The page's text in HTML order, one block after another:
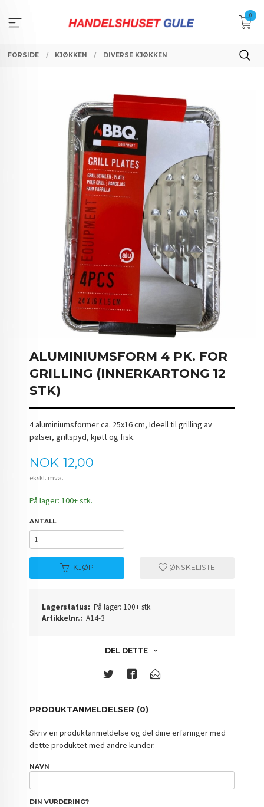
innholdet
0
FORSIDE KJØKKEN DIVERSE KJØKKEN
ALUMINIUMSFORM 4 PK. FOR
GRILLING (INNERKARTONG 12
STK)
4 aluminiumsformer ca. 25x16 cm, Ideell til grilling av
pølser, grillspyd, kjøtt og fisk.
Pris
NOK 12,00
ekskl. mva.
På lager: 100+ stk.
ANTALL
KJØP ØNSKELISTE
Lagerstatus: På lager: 100+ stk.
Artikkelnr.: A14-3
DEL DETTE
PRODUKTANMELDELSER (0)
Skriv en produktanmeldelse og del dine erfaringer med
dette produktet med andre kunder.
NAVN
DIN VURDERING?